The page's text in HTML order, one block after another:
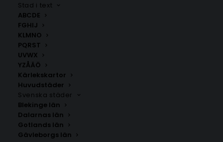
Stad i text
ABCDE
FGHIJ
KLMNO
PQRST
UVWX
YZÅÄÖ
Kärlekskartor
Huvudstäder
Svenska städer
Blekinge län
Dalarnas län
Gotlands län
Gävleborgs län